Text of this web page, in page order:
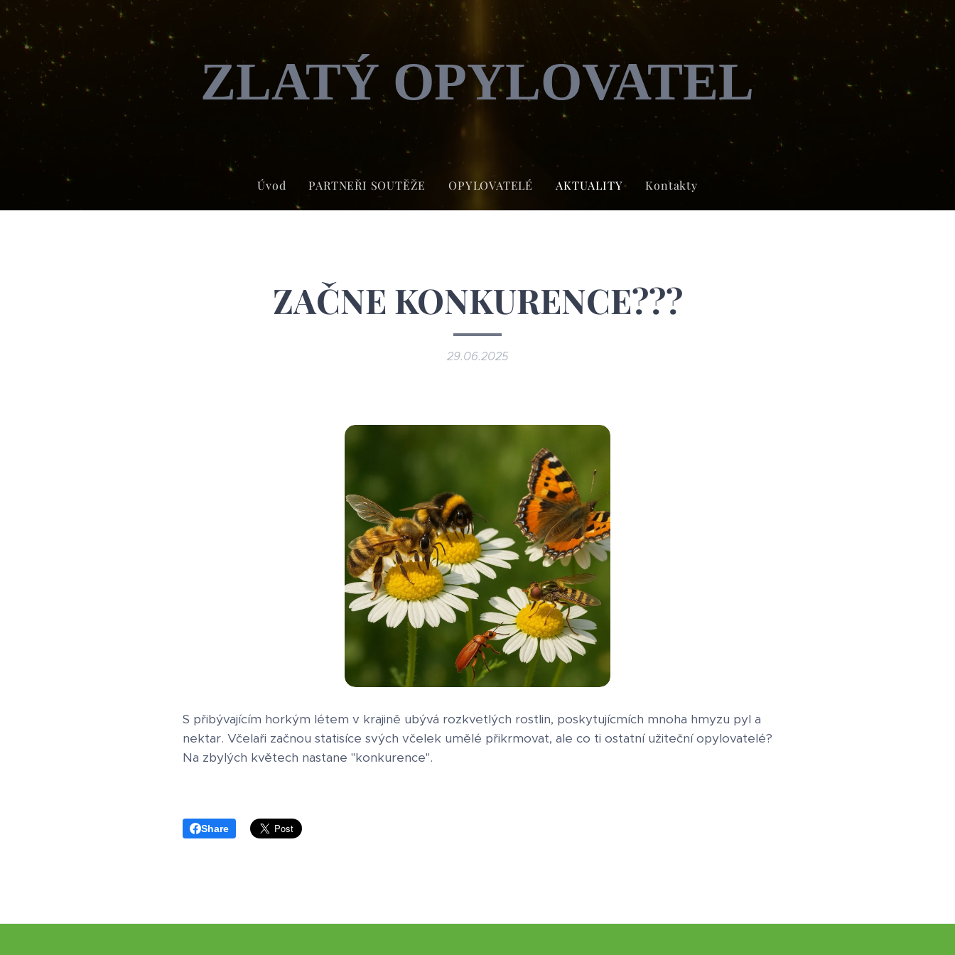
ZLATÝ OPYLOVATEL
Úvod PARTNEŘI SOUTĚŽE OPYLOVATELÉ AKTUALITY Kontakty
ZAČNE KONKURENCE???
29.06.2025
S přibývajícím horkým létem v krajině ubývá rozkvetlých rostlin, poskytujícmích mnoha hmyzu pyl a
nektar. Včelaři začnou statisíce svých včelek umělé přikrmovat, ale co ti ostatní užiteční opylovatelé?
Na zbylých květech nastane "konkurence".
Share